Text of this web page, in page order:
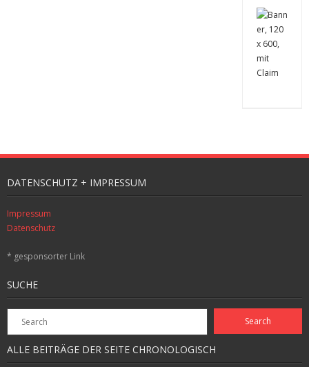
DATENSCHUTZ + IMPRESSUM
Impressum
Datenschutz
* gesponsorter Link
SUCHE
ALLE BEITRÄGE DER SEITE CHRONOLOGISCH